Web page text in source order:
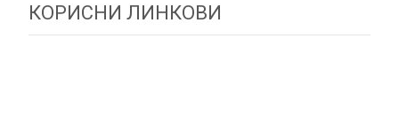
КОРИСНИ ЛИНКОВИ